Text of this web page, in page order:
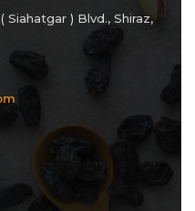
Siahatgar ) Blvd., Shiraz,